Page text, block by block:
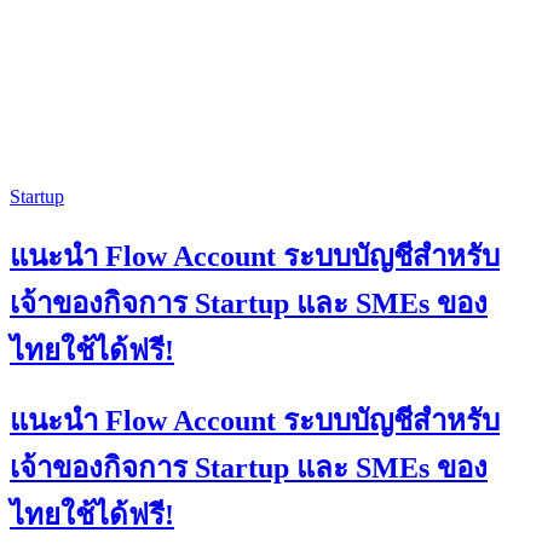
Startup
แนะนำ Flow Account ระบบบัญชีสำหรับ
เจ้าของกิจการ Startup และ SMEs ของ
ไทยใช้ได้ฟรี!
แนะนำ Flow Account ระบบบัญชีสำหรับ
เจ้าของกิจการ Startup และ SMEs ของ
ไทยใช้ได้ฟรี!